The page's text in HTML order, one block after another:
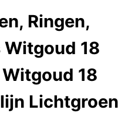
Ringen,
Witgoud 18
18
Lichtgroen